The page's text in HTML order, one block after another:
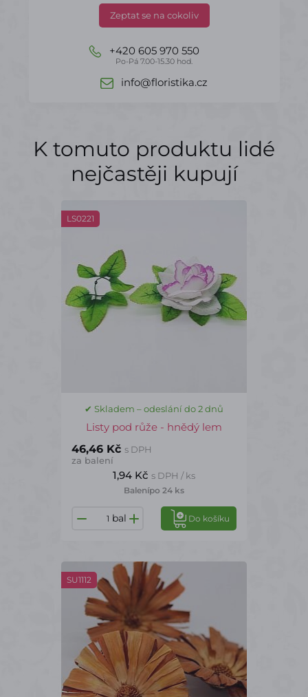
Zeptat se na cokoliv
+420 605 970 550
Po-Pá 7.00-15.30 hod.
info@floristika.cz
K tomuto produktu lidé
nejčastěji kupují
LS0221
✔ Skladem – odeslání do 2 dnů
Listy pod růže - hnědý lem
46,46 Kč s DPH
za balení
1,94 Kč s DPH / ks
Balenípo 24 ks
bal Do košíku
SU1112